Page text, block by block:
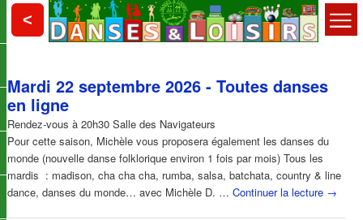
Aller
contenu
Aller
contenu
Choisy le Roi
<
Mardi 22 septembre 2026 - Toutes danses
en ligne
Rendez-vous à 20h30 Salle des Navigateurs
Pour cette saison, Michèle vous proposera également les danses du
monde (nouvelle danse folklorique environ 1 fois par mois) Tous les
mardis : madison, cha cha cha, rumba, salsa, batchata, country & line
dance, danses du monde… avec Michèle D. … Continuer la lecture →